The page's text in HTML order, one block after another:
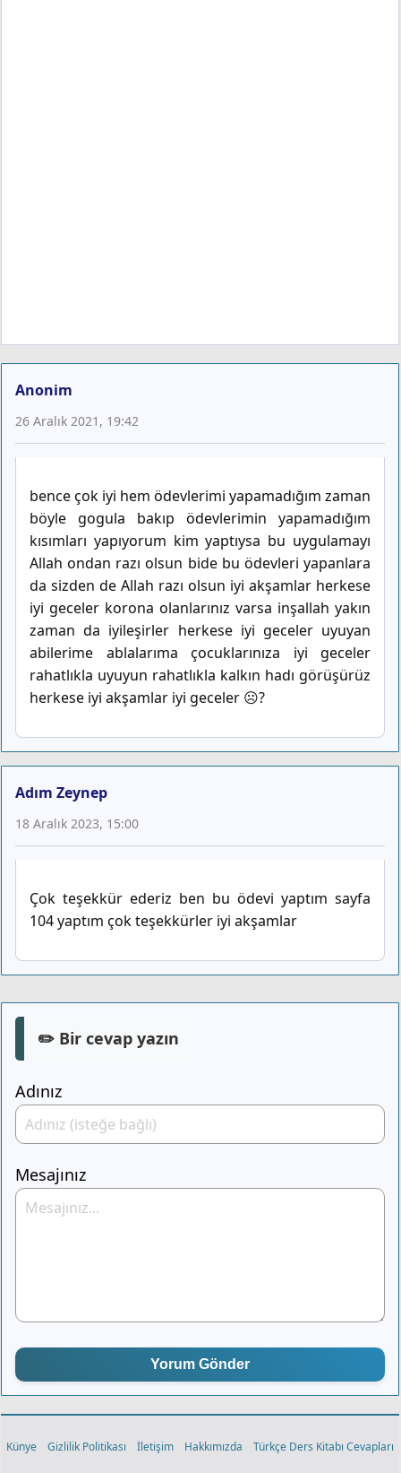
Anonim
26 Aralık 2021, 19:42
bence çok iyi hem ödevlerimi yapamadığım zaman
böyle gogula bakıp ödevlerimin yapamadığım
kısımları yapıyorum kim yaptıysa bu uygulamayı
Allah ondan razı olsun bide bu ödevleri yapanlara
da sizden de Allah razı olsun iyi akşamlar herkese
iyi geceler korona olanlarınız varsa inşallah yakın
zaman da iyileşirler herkese iyi geceler uyuyan
abilerime ablalarıma çocuklarınıza iyi geceler
rahatlıkla uyuyun rahatlıkla kalkın hadı görüşürüz
herkese iyi akşamlar iyi geceler ☹?
Adım Zeynep
18 Aralık 2023, 15:00
Çok teşekkür ederiz ben bu ödevi yaptım sayfa
104 yaptım çok teşekkürler iyi akşamlar
✏️ Bir cevap yazın
Adınız
Mesajınız
Yorum Gönder
Künye Gizlilik Politikası İletişim Hakkımızda Türkçe Ders Kitabı Cevapları